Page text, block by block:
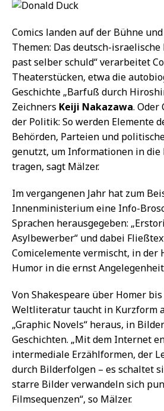
Comics landen auf der Bühne
Themen: Das deutsch-
past selber schuld“ verarbeitet
Theaterstücken, etwa die
Geschichte „Barfuß durch
Zeichners Keiji Nakazawa. Oder
der Politik: So werden Elemente
Behörden, Parteien und
genutzt, um Informationen in die
tragen, sagt Mälzer.
Im vergangenen Jahr hat zum
Innenministerium eine Info-
Sprachen herausgegeben:
Asylbewerber“ und dabei
Comicelemente vermischt, in der
Humor in die ernst
Von Shakespeare über Homer
Weltliteratur taucht in Kurzform
„Graphic Novels“ heraus, in
Geschichten. „Mit dem Internet
intermediale Erzählformen, der
durch Bilderfolgen – es schaltet
starre Bilder verwandeln sich
Filmsequenzen“, so Mälzer.